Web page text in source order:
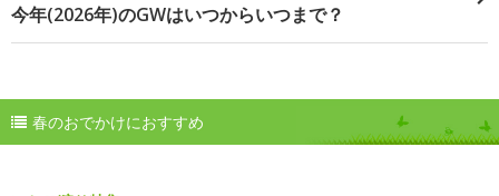
今年(2026年)のGWはいつからいつまで？
春のおでかけにおすすめ